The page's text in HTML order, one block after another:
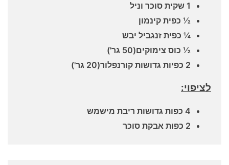
1 שקית סוכר וניל
½ כפית קינמון
¼ כפית זנגביל יבש
½ כוס צימוקים(50 גר')
2 כפיות גדושות קורנפלור(20 גר')
לציפוי:
4 כפות גדושות ריבת מישמש
2 כפות אבקת סוכר